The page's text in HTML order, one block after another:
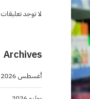
لا توجد
Archives
أغسطس 2026